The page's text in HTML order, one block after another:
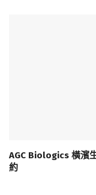
AGC Biologics 橫濱
約